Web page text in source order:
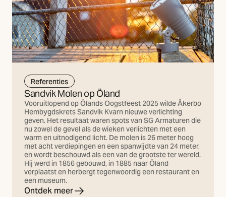
Referenties
Sandvik Molen op Öland
Vooruitlopend op Ölands Oogstfeest 2025 wilde Åkerbo
Hembygdskrets Sandvik Kvarn nieuwe verlichting
geven. Het resultaat waren spots van SG Armaturen die
nu zowel de gevel als de wieken verlichten met een
warm en uitnodigend licht. De molen is 26 meter hoog
met acht verdiepingen en een spanwijdte van 24 meter,
en wordt beschouwd als een van de grootste ter wereld.
Hij werd in 1856 gebouwd, in 1885 naar Öland
verplaatst en herbergt tegenwoordig een restaurant en
een museum.
Ontdek meer